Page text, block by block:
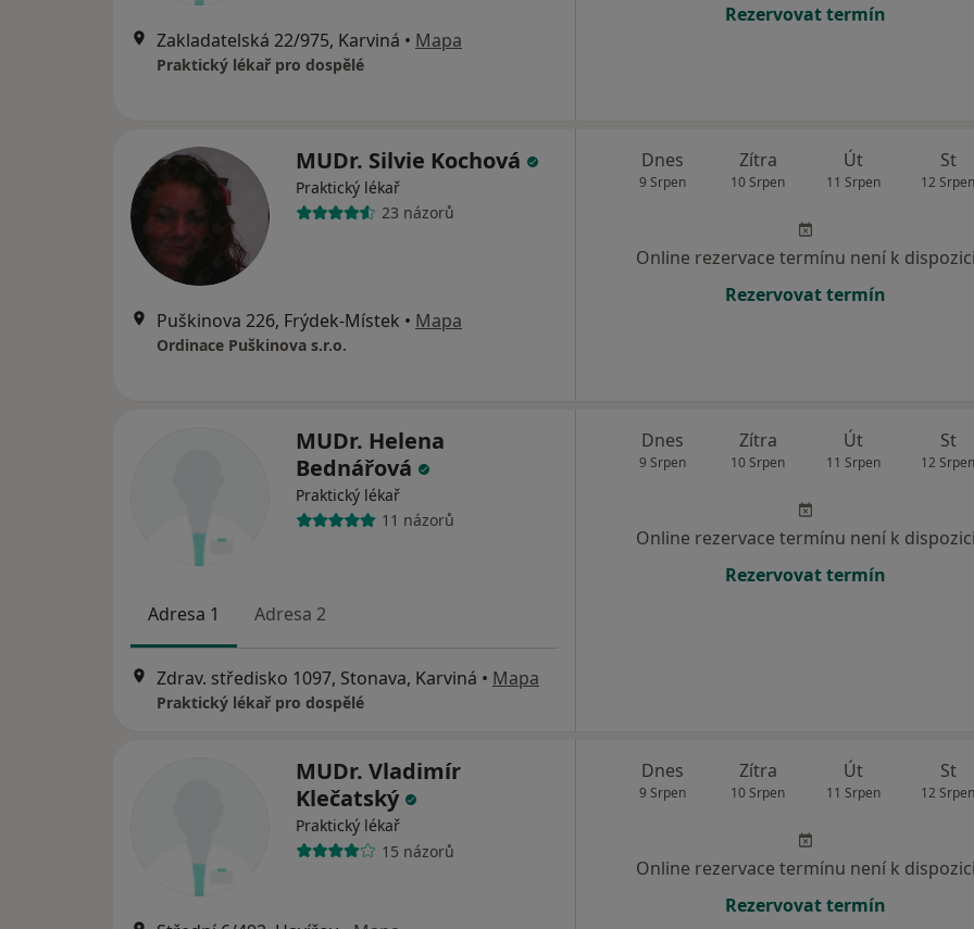
Zakladatelská 22/975, Karviná • Mapa
Praktický lékař pro dospělé
Rezervovat termín
MUDr. Silvie Kochová
Praktický lékař
23 názorů
Puškinova 226, Frýdek-Místek • Mapa
Ordinace Puškinova s.r.o.
Dnes
9 Srpen
Zítra
10 Srpen
Út
11 Srpen
St
12 Srpen
Online rezervace termínu není k dispozici
Rezervovat termín
MUDr. Helena
Bednářová
Praktický lékař
11 názorů
Adresa 1 Adresa 2
Zdrav. středisko 1097, Stonava, Karviná • Mapa
Praktický lékař pro dospělé
Dnes
9 Srpen
Zítra
10 Srpen
Út
11 Srpen
St
12 Srpen
Online rezervace termínu není k dispozici
Rezervovat termín
MUDr. Vladimír
Klečatský
Praktický lékař
15 názorů
Dnes
9 Srpen
Zítra
10 Srpen
Út
11 Srpen
St
12 Srpen
Online rezervace termínu není k dispozici
Rezervovat termín